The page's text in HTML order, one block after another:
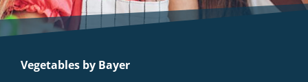
Vegetables by Bayer